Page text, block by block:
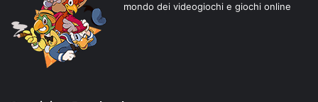
mondo dei videogiochi e giochi online